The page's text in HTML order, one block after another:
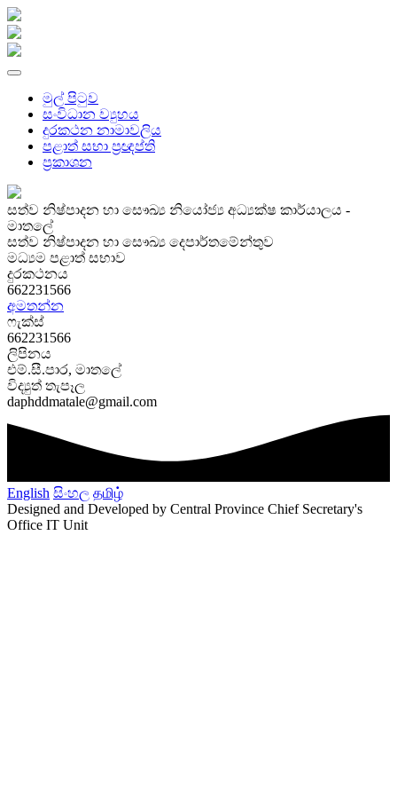
මුල් පිටුව
සංවිධාන ව්‍යුහය
දුරකථන නාමාවලිය
පළාත් සභා ප්‍රඥප්ති
ප්‍රකාශන
සත්ව නිෂ්පාදන හා සෞඛ්‍ය නියෝජ්‍ය අධ්‍යක්ෂ කාර්යාලය -
මාතලේ
සත්ව නිෂ්පාදන හා සෞඛ්‍ය දෙපාර්තමේන්තුව
මධ්‍යම පළාත් සභාව
දුරකථනය
662231566
අමතන්න
ෆැක්ස්
662231566
ලිපිනය
එම්.සී.පාර, මාතලේ
විද්‍යුත් තැපෑල
daphddmatale@gmail.com
English සිංහල தமிழ்
Designed and Developed by Central Province Chief Secretary's
Office IT Unit